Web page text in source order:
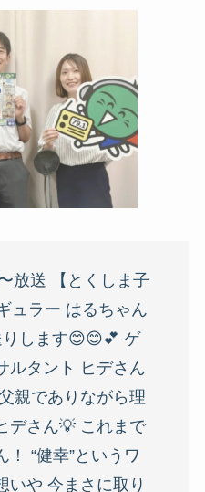
放送 【とくしま子
ュラー はるちゃん
します😊😊💕 ゲ
ルタント ヒデさん
親でありながら理
デさん💡 これまで
“健幸”というワ
いや 今まさに取り